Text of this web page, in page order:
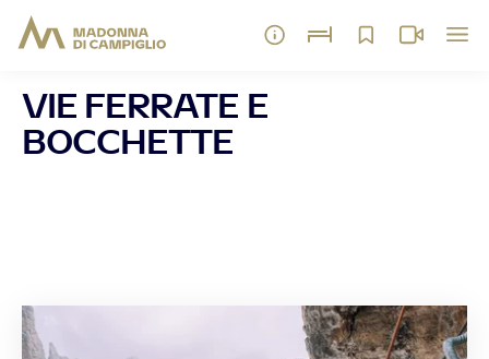
VIE FERRATE E
BOCCHETTE